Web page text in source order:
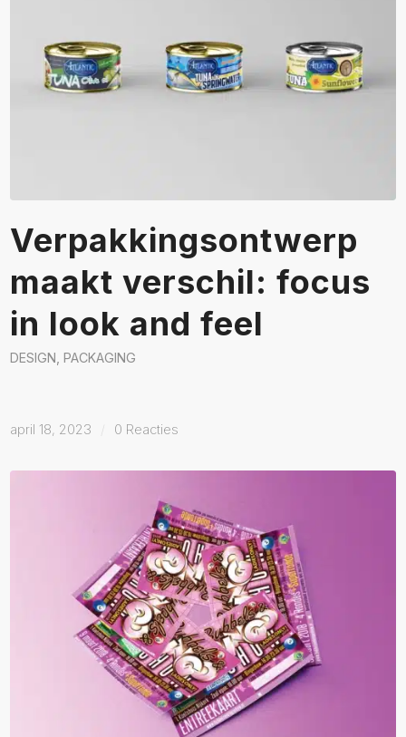
Verpakkingsontwerp
maakt verschil: focus
in look and feel
DESIGN ,PACKAGING
april 18, 2023 0 Reacties